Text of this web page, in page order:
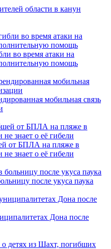
области в канун
во время атаки на
помощь
мобильная связь
от БПЛА на пляже в
знает о её гибели
после укуса паука
Дона после